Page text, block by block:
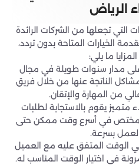
الرياض
التي تجعلها من الشركات الرائدة
الخيارات المتاحة بدون تردد،
ما يلي:
على مدار سنوات طويلة في مجال
الناتجة عنها من خلال فريق
من المهارة والإتقان.
يقوم بالاستجابة لطلبات
المختص في أسرع وقت ممكن حتى
العمل بسرعة.
في الوقت المتفق عليه مع العميل
في اختيار الوقت المناسب له.